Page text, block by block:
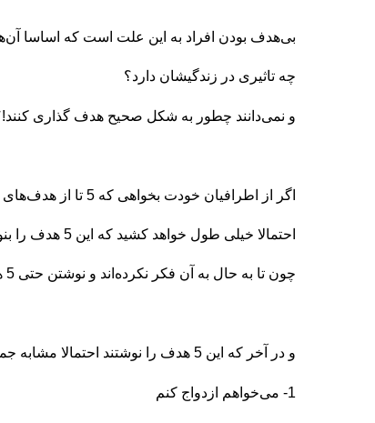
بی‌هدف بودن افراد به این علت است که اساسا
چه تاثیری در زندگیشان دارد؟
و نمی‌دانند چطور به شکل صحیح هدف گذاری
اگر از اطرافیان خودت بخواهی که 5 تا از هدف‌های زندگیشان را بنویسند
احتمالا خیلی طول خواهد کشید که این 5 هدف را بنویسند
چون تا به حال به آن فکر نکرده‌اند و نوشتن حتی 5 هدف کار سختی خواهد بود.
و در آخر که این 5 هدف را نوشتند احتمالا مشابه جملات زیر خواهد بود:
1- می‌خواهم ازدواج کنم